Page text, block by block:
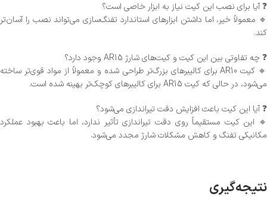
❓ آیا برای نصب این کیت نیاز به ابزار خاصی است؟
🔹 معمولاً خیر، اما داشتن ابزارهای استاندارد تفنگ‌سازی می‌تواند نصب را آسان‌تر
کند.
❓ چه تفاوتی بین این کیت و کیت‌های شارژ AR15 وجود دارد؟
🔹 کیت AR10 برای کالیبرهای بزرگ‌تر طراحی شده و معمولاً از مواد قوی‌تر ساخته
می‌شود، در حالی که کیت AR15 برای کالیبرهای کوچک‌تر بهینه شده است.
❓ آیا این کیت باعث افزایش دقت تیراندازی می‌شود؟
🔹 این کیت مستقیماً روی دقت تیراندازی تأثیر ندارد، اما باعث بهبود عملکرد
مکانیکی تفنگ و کاهش مشکلات شارژ مجدد می‌شود.
نتیجه‌گیری